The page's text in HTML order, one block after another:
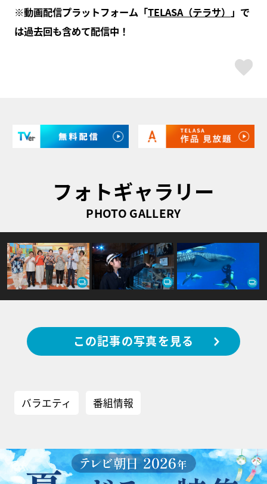
※動画配信プラットフォーム「TELASA（テラサ） 」で
は過去回も含めて配信中！
フォトギャラリー
PHOTO GALLERY
この記事の写真を見る
バラエティ 番組情報